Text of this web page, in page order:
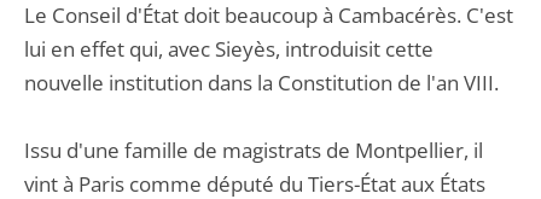
Le Conseil d'État doit beaucoup à Cambacérès. C'est
lui en effet qui, avec Sieyès, introduisit cette
nouvelle institution dans la Constitution de l'an VIII.
Issu d'une famille de magistrats de Montpellier, il
vint à Paris comme député du Tiers-État aux États